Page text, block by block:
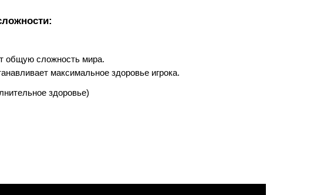
общую сложность мира.
максимальное здоровье игрока.